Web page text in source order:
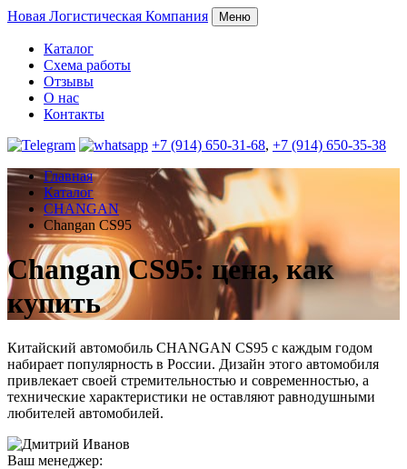
Новая Логистическая Компания Меню
Каталог
Схема работы
Отзывы
О нас
Контакты
+7 (914) 650-31-68, +7 (914) 650-35-38
Главная
Каталог
CHANGAN
Changan CS95
Changan CS95: цена, как
купить
Китайский автомобиль CHANGAN CS95 с каждым годом
набирает популярность в России. Дизайн этого автомобиля
привлекает своей стремительностью и современностью, а
технические характеристики не оставляют равнодушными
любителей автомобилей.
Ваш менеджер: